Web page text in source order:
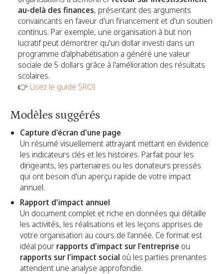
au-delà des finances, présentant des arguments
convaincants en faveur d'un financement et d'un soutien
continus. Par exemple, une organisation à but non
lucratif peut démontrer qu'un dollar investi dans un
programme d'alphabétisation a généré une valeur
sociale de 5 dollars grâce à l'amélioration des résultats
scolaires.
👉 Lisez le guide SROI
Modèles suggérés
Capture d'écran d'une page
Un résumé visuellement attrayant mettant en évidence
les indicateurs clés et les histoires. Parfait pour les
dirigeants, les partenaires ou les donateurs pressés
qui ont besoin d'un aperçu rapide de votre impact
annuel.
Rapport d'impact annuel
Un document complet et riche en données qui détaille
les activités, les réalisations et les leçons apprises de
votre organisation au cours de l'année. Ce format est
idéal pour rapports d'impact sur l'entreprise ou
rapports sur l'impact social où les parties prenantes
attendent une analyse approfondie.